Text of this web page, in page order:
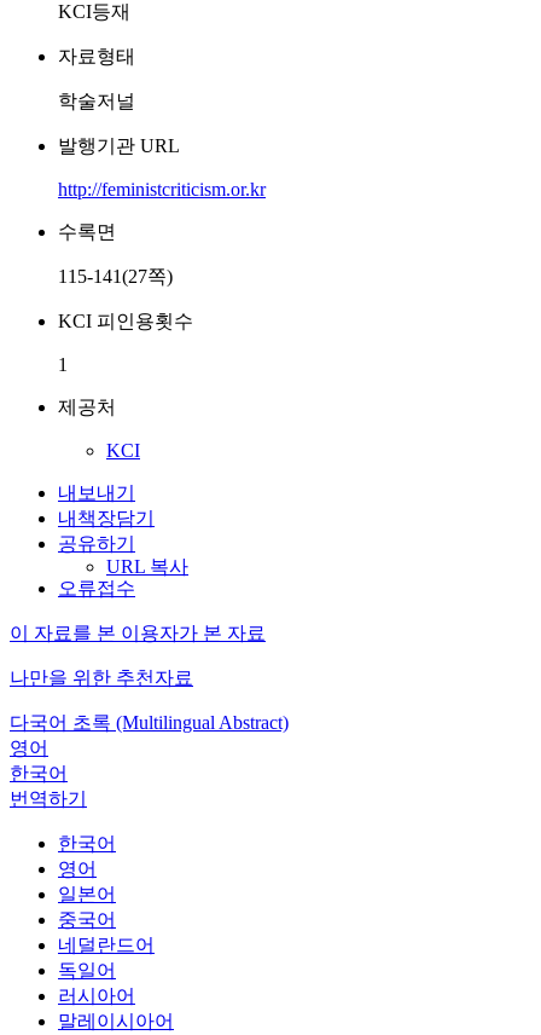
KCI등재
자료형태
학술저널
발행기관 URL
http://feministcriticism.or.kr
수록면
115-141(27쪽)
KCI 피인용횟수
1
제공처
KCI
내보내기
내책장담기
공유하기
URL 복사
오류접수
이 자료를 본 이용자가 본 자료
나만을 위한 추천자료
다국어 초록 (Multilingual Abstract)
영어
한국어
번역하기
한국어
영어
일본어
중국어
네덜란드어
독일어
러시아어
말레이시아어